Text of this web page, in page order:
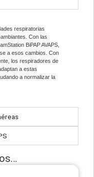
respiratorias
Con las
BiPAP AVAPS,
a esos cambios. Con
los respiradores de
a estas
a normalizar la